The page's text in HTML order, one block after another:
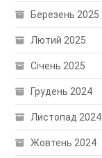
Березень 2025
Лютий 2025
Січень 2025
Грудень 2024
Листопад 2024
Жовтень 2024